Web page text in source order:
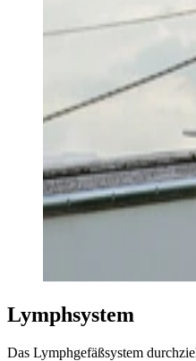
Lymphsystem
Das Lymphgefäßsystem